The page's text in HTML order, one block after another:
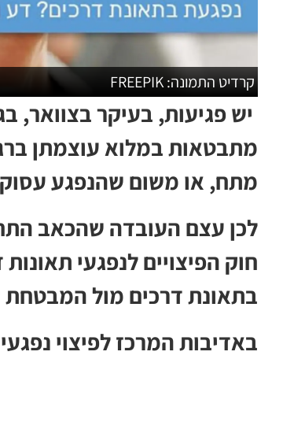
קרדיט התמונה: FREEPIK
יש פגיעות, בעיקר בצוואר,
מתבטאות במלוא עוצמתן
מתח, או משום שהנפגע עסוק
לכן עצם העובדה שהכאב
חוק הפיצויים לנפגעי
בתאונת דרכים מול המבטחת
באדיבות המרכז לפיצוי